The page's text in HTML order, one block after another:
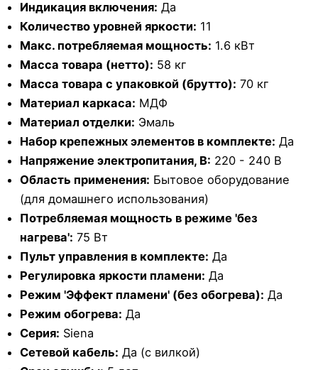
Индикация включения: Да
Количество уровней яркости: 11
Макс. потребляемая мощность: 1.6 кВт
Масса товара (нетто): 58 кг
Масса товара с упаковкой (брутто): 70 кг
Материал каркаса: МДФ
Материал отделки: Эмаль
Набор крепежных элементов в комплекте: Да
Напряжение электропитания, В: 220 - 240 В
Область применения: Бытовое оборудование
(для домашнего использования)
Потребляемая мощность в режиме 'без
нагрева': 75 Вт
Пульт управления в комплекте: Да
Регулировка яркости пламени: Да
Режим 'Эффект пламени' (без обогрева): Да
Режим обогрева: Да
Серия: Siena
Сетевой кабель: Да (с вилкой)